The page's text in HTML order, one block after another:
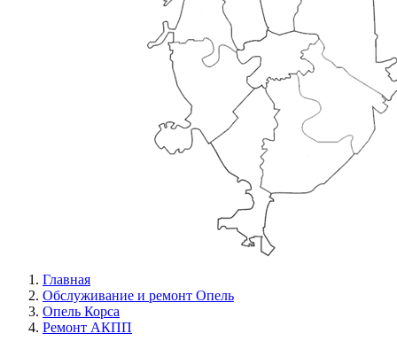
Главная
Обслуживание и ремонт Опель
Опель Корса
Ремонт АКПП